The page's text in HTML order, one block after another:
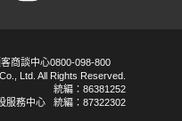
商談中心0800-098-800
Ltd. All Rights Reserved.
服務中心
統編：86381252
統編：87322302